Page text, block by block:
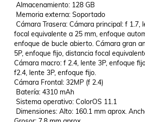
Almacenamiento: 128 GB
Memoria externa: Soportado
Cámara Trasera: Cámara principal: f 1.7,
focal equivalente a 25 mm, enfoque
enfoque de bucle abierto. Cámara gran
5P, enfoque fijo, distancia focal
Cámara macro: f 2.4, lente 3P, enfoque
f2.4, lente 3P, enfoque fijo.
Cámara Frontal: 32MP (f 2.4)
Batería: 4310 mAh
Sistema operativo: ColorOS 11.1
Dimensiones: Alto: 160.1 mm aprox.